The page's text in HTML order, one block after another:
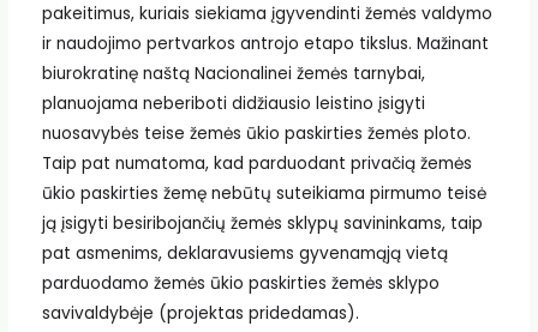
pakeitimus, kuriais siekiama įgyvendinti žemės valdymo
ir naudojimo pertvarkos antrojo etapo tikslus. Mažinant
biurokratinę naštą Nacionalinei žemės tarnybai,
planuojama neberiboti didžiausio leistino įsigyti
nuosavybės teise žemės ūkio paskirties žemės ploto.
Taip pat numatoma, kad parduodant privačią žemės
ūkio paskirties žemę nebūtų suteikiama pirmumo teisė
ją įsigyti besiribojančių žemės sklypų savininkams, taip
pat asmenims, deklaravusiems gyvenamąją vietą
parduodamo žemės ūkio paskirties žemės sklypo
savivaldybėje (projektas pridedamas).